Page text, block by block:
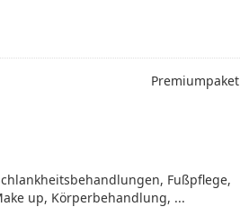
Premiumpaket
Fußpflege,
up, Körperbehandlung, ...